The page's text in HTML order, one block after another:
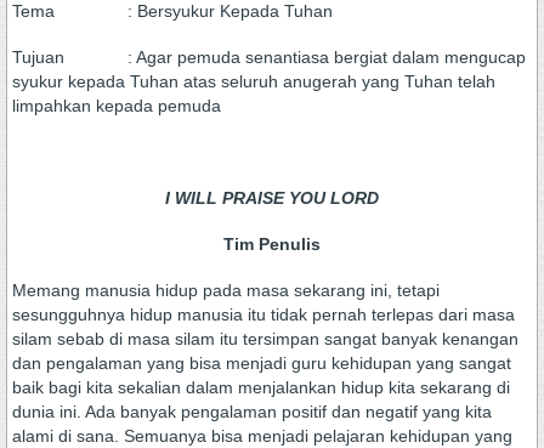
Tema : Bersyukur Kepada Tuhan
Tujuan : Agar pemuda senantiasa bergiat dalam mengucap
syukur kepada Tuhan atas seluruh anugerah yang Tuhan telah
limpahkan kepada pemuda
I WILL PRAISE YOU LORD
Tim Penulis
Memang manusia hidup pada masa sekarang ini, tetapi
sesungguhnya hidup manusia itu tidak pernah terlepas dari masa
silam sebab di masa silam itu tersimpan sangat banyak kenangan
dan pengalaman yang bisa menjadi guru kehidupan yang sangat
baik bagi kita sekalian dalam menjalankan hidup kita sekarang di
dunia ini. Ada banyak pengalaman positif dan negatif yang kita
alami di sana. Semuanya bisa menjadi pelajaran kehidupan yang